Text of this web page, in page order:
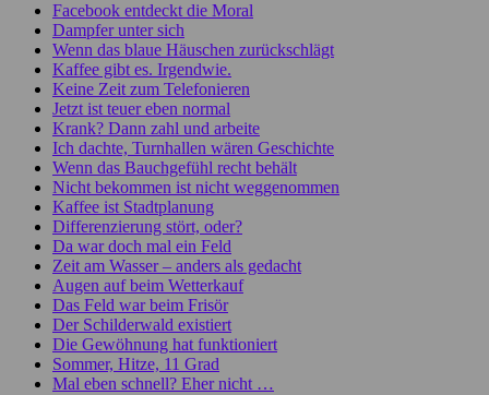
Facebook entdeckt die Moral
Dampfer unter sich
Wenn das blaue Häuschen zurückschlägt
Kaffee gibt es. Irgendwie.
Keine Zeit zum Telefonieren
Jetzt ist teuer eben normal
Krank? Dann zahl und arbeite
Ich dachte, Turnhallen wären Geschichte
Wenn das Bauchgefühl recht behält
Nicht bekommen ist nicht weggenommen
Kaffee ist Stadtplanung
Differenzierung stört, oder?
Da war doch mal ein Feld
Zeit am Wasser – anders als gedacht
Augen auf beim Wetterkauf
Das Feld war beim Frisör
Der Schilderwald existiert
Die Gewöhnung hat funktioniert
Sommer, Hitze, 11 Grad
Mal eben schnell? Eher nicht …